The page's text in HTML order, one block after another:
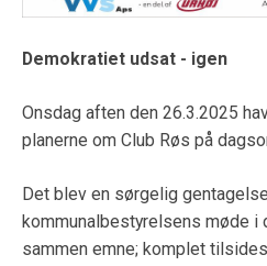
Demokratiet
Onsdag aften den 26.3.2025
planerne om Club Røs på
Det blev en sørgelig
kommunalbestyrelsens møde i
sammen emne; komplet